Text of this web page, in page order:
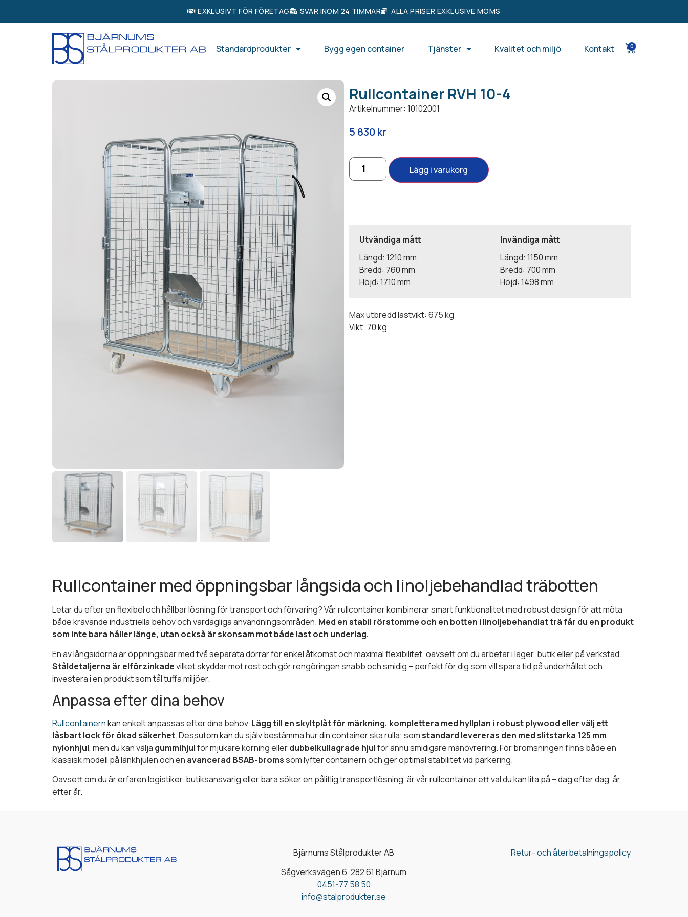
EXKLUSIVT FÖR FÖRETAG SVAR INOM 24 TIMMAR ALLA PRISER EXKLUSIVE MOMS
Standardprodukter Bygg egen container Tjänster Kvalitet och miljö Kontakt 0
Rullcontainer RVH 10-4
Artikelnummer: 10102001
5 830 kr
Lägg i varukorg
Utvändiga mått
Längd: 1210 mm
Bredd: 760 mm
Höjd: 1710 mm
Invändiga mått
Längd: 1150 mm
Bredd: 700 mm
Höjd: 1498 mm
Max utbredd lastvikt: 675 kg
Vikt: 70 kg
Rullcontainer med öppningsbar långsida och linoljebehandlad träbotten
Letar du efter en flexibel och hållbar lösning för transport och förvaring? Vår rullcontainer kombinerar smart funktionalitet med robust design för att möta
både krävande industriella behov och vardagliga användningsområden. Med en stabil rörstomme och en botten i linoljebehandlat trä får du en produkt
som inte bara håller länge, utan också är skonsam mot både last och underlag.
En av långsidorna är öppningsbar med två separata dörrar för enkel åtkomst och maximal flexibilitet, oavsett om du arbetar i lager, butik eller på verkstad.
Ståldetaljerna är elförzinkadevilket skyddar mot rost och gör rengöringen snabb och smidig – perfekt för dig som vill spara tid på underhållet och
investera i en produkt som tål tuffa miljöer.
Anpassa efter dina behov
Rullcontainernkan enkelt anpassas efter dina behov. Lägg till en skyltplåt för märkning, komplettera med hyllplan i robust plywood eller välj ett
låsbart lock för ökad säkerhet. Dessutom kan du själv bestämma hur din container ska rulla: somstandard levereras den med slitstarka 125 mm
nylonhjul, men du kan välja gummihjulför mjukare körning ellerdubbelkullagrade hjulför ännu smidigare manövrering. För bromsningen finns både en
klassisk modell på länkhjulen och en avancerad BSAB-bromssom lyfter containern och ger optimal stabilitet vid parkering.
Oavsett om du är erfaren logistiker, butiksansvarig eller bara söker en pålitlig transportlösning, är vår rullcontainer ett val du kan lita på – dag efter dag, år
efter år.
Bjärnums Stålprodukter AB
Sågverksvägen 6, 282 61 Bjärnum
0451-77 58 50
info@stalprodukter.se
Retur- och återbetalningspolicy